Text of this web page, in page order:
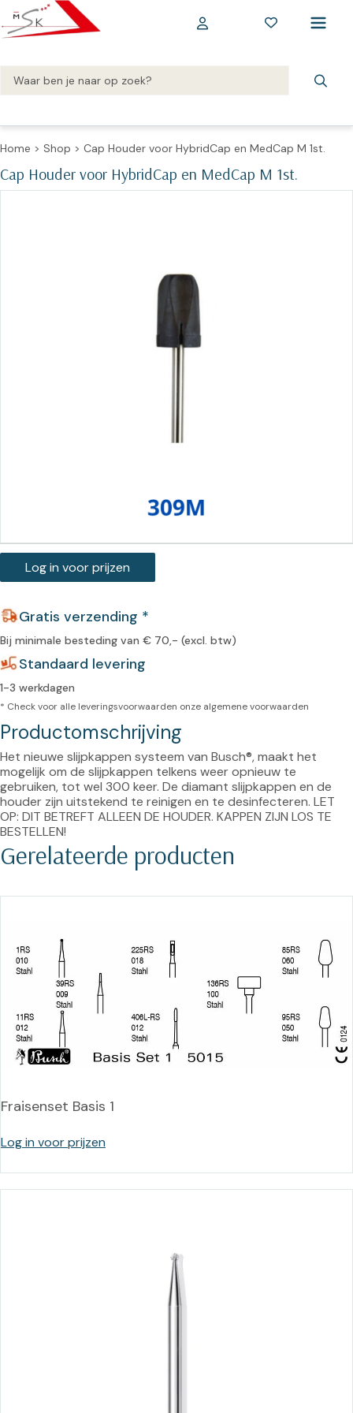
Home > Shop > Cap Houder voor HybridCap en MedCap M 1st.
Cap Houder voor HybridCap en MedCap M 1st.
Log in voor prijzen
Gratis verzending *
Bij minimale besteding van € 70,- (excl. btw)
Standaard levering
1-3 werkdagen
* Check voor alle leveringsvoorwaarden onze algemene voorwaarden
Productomschrijving
Het nieuwe slijpkappen systeem van Busch®, maakt het
mogelijk om de slijpkappen telkens weer opnieuw te
gebruiken, tot wel 300 keer. De diamant slijpkappen en de
houder zijn uitstekend te reinigen en te desinfecteren. LET
OP: DIT BETREFT ALLEEN DE HOUDER. KAPPEN ZIJN LOS TE
BESTELLEN!
Gerelateerde producten
Fraisenset Basis 1
Log in voor prijzen